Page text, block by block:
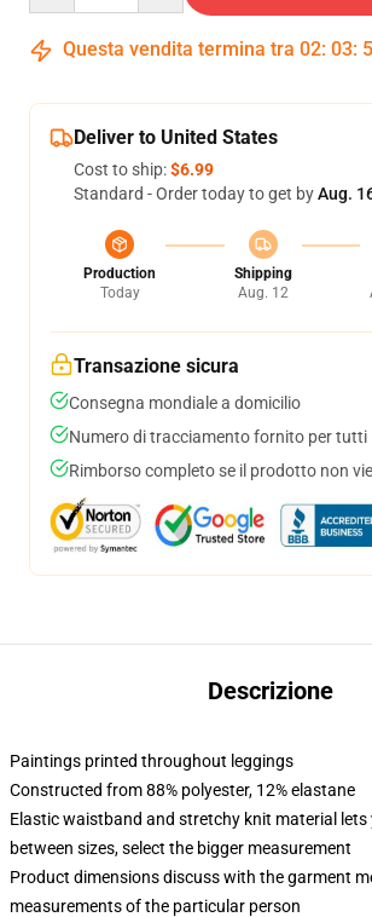
Questa vendita termina tra 02: 03:
Deliver to United States
Cost to ship:$6.99
Standard - Order today to get byAug.
Production
Today
Shipping
Aug. 12
Transazione sicura
Consegna mondiale a domicilio
Numero di tracciamento fornito per tutti
Rimborso completo se il prodotto non
Descrizione
Paintings printed throughout leggings
Constructed from 88% polyester, 12% elastane
Elastic waistband and stretchy knit material lets
between sizes, select the bigger measurement
Product dimensions discuss with the garment
measurements of the particular person